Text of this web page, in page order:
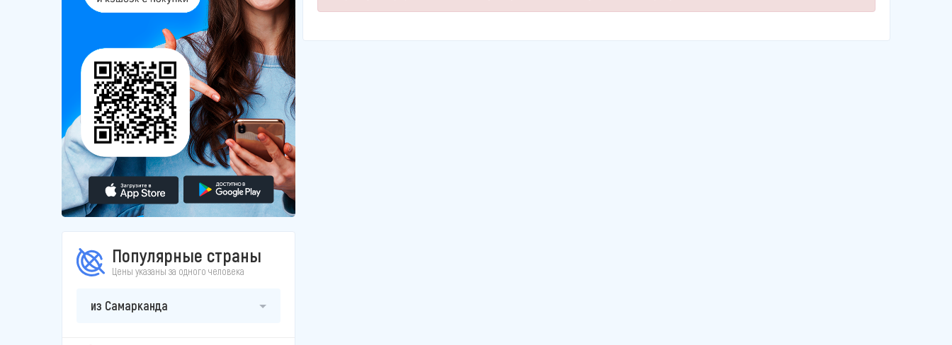
Популярные страны
Цены указаны за одного человека
из Самарканда